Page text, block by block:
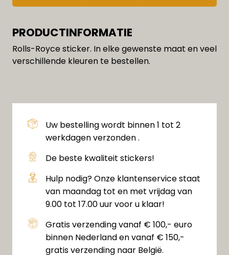
PRODUCTINFORMATIE
Rolls-Royce sticker. In elke gewenste maat en veel
verschillende kleuren te bestellen.
Uw bestelling wordt binnen 1 tot 2
werkdagen verzonden .
De beste kwaliteit stickers!
Hulp nodig? Onze klantenservice staat
van maandag tot en met vrijdag van
9.00 tot 17.00 uur voor u klaar!
Gratis verzending vanaf € 100,- euro
binnen Nederland en vanaf € 150,-
gratis verzending naar België.